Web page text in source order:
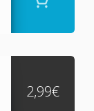
2,99€